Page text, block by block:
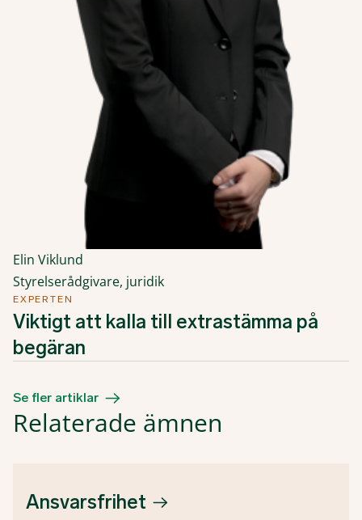
Elin Viklund
Styrelserådgivare, juridik
EXPERTEN
Viktigt att kalla till extrastämma på
begäran
Se fler artiklar
Relaterade ämnen
Ansvarsfrihet